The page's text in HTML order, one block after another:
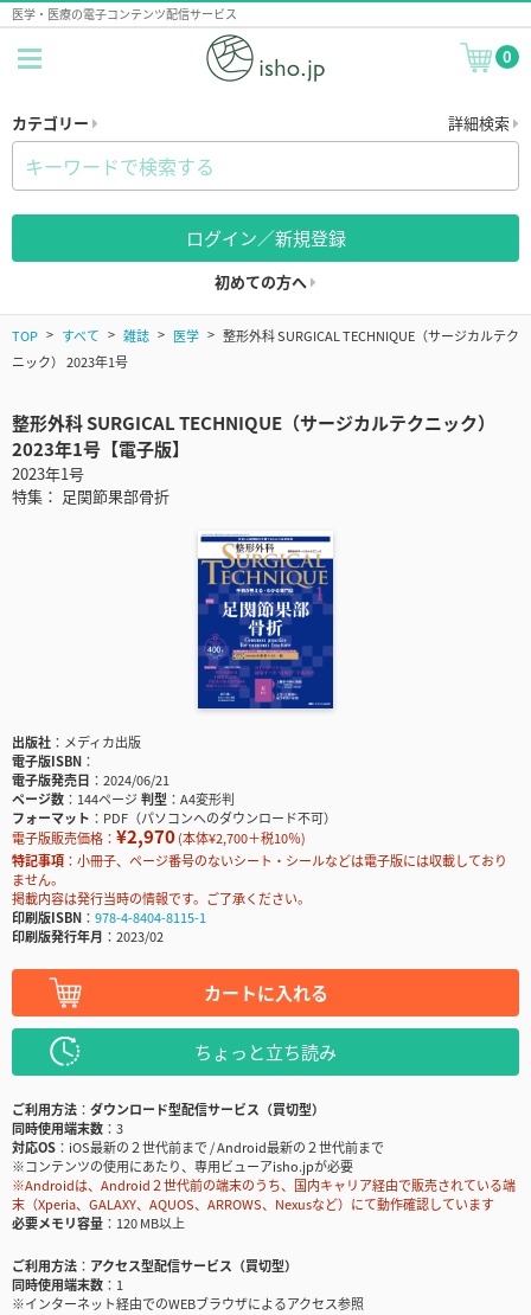
医学・医療の電子コンテンツ配信サービス
0
カテゴリー 詳細検索
ログイン／新規登録
初めての方へ
TOP すべて 雑誌 医学
整形外科 SURGICAL TECHNIQUE（サージカルテク
ニック） 2023年1号
整形外科 SURGICAL TECHNIQUE（サージカルテクニック）
2023年1号【電子版】
2023年1号
特集： 足関節果部骨折
出版社
メディカ出版
電子版ISBN
電子版発売日
2024/06/21
ページ数
144ページ判型
A4変形判
フォーマット
PDF（パソコンへのダウンロード不可）
電子版販売価格： ¥2,970(本体¥2,700＋税10％)
特記事項
小冊子、ページ番号のないシート・シールなどは電子版には収載しており
ません。
掲載内容は発行当時の情報です。ご了承ください。
印刷版ISBN
978-4-8404-8115-1
印刷版発行年月
2023/02
カートに入れる
ちょっと立ち読み
ご利用方法
ダウンロード型配信サービス（買切型）
同時使用端末数
3
対応OS
iOS最新の２世代前まで / Android最新の２世代前まで
※コンテンツの使用にあたり、専用ビューアisho.jpが必要
※Androidは、Android２世代前の端末のうち、国内キャリア経由で販売されている端
末（Xperia、GALAXY、AQUOS、ARROWS、Nexusなど）にて動作確認しています
必要メモリ容量
120 MB以上
ご利用方法
アクセス型配信サービス（買切型）
同時使用端末数
1
※インターネット経由でのWEBブラウザによるアクセス参照